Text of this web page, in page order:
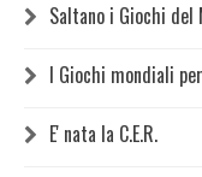
Saltano i Giochi del
I Giochi mondiali
E' nata la C.E.R.